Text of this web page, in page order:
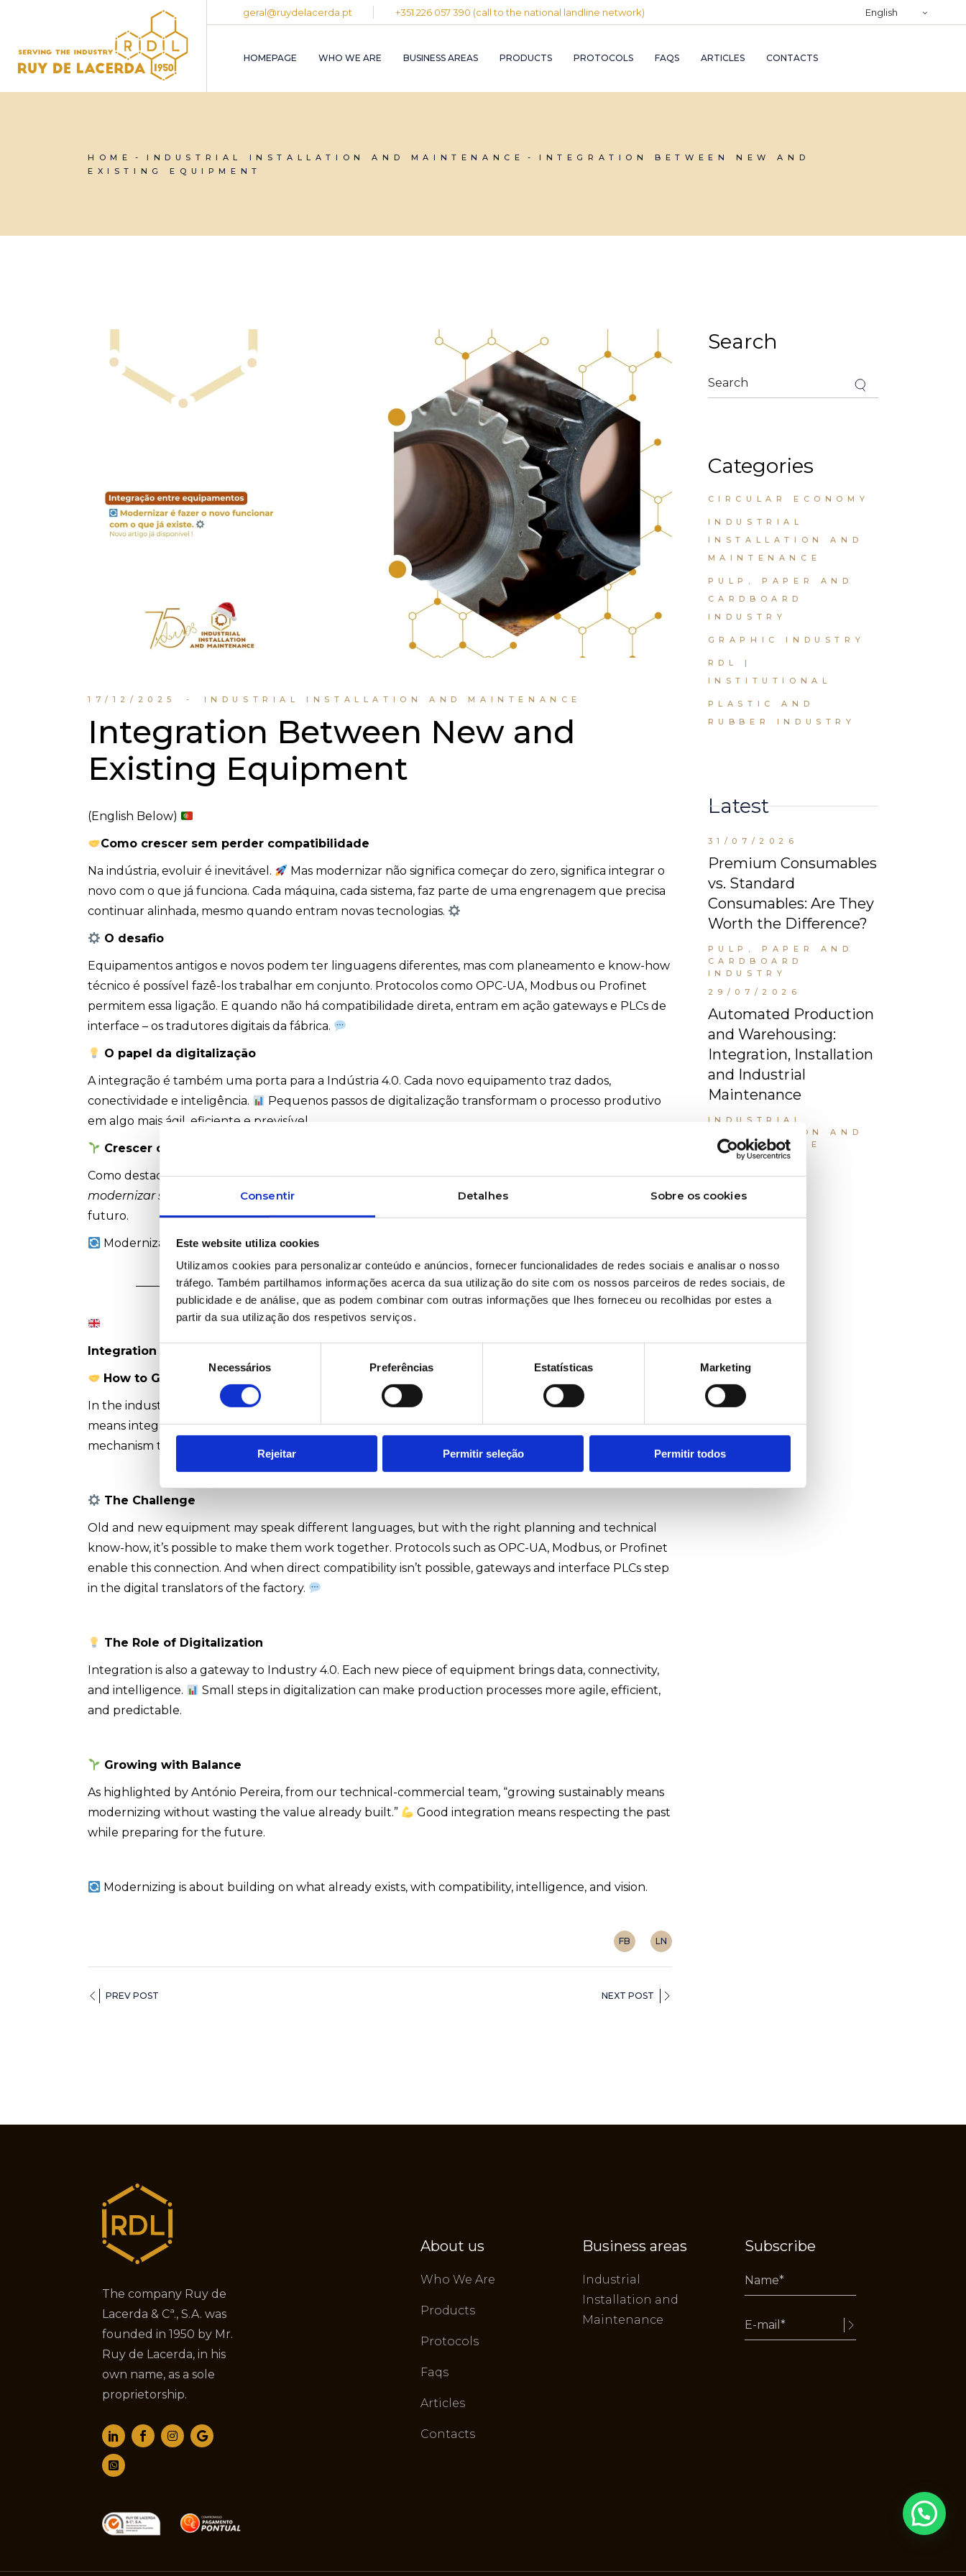
Consentir Detalhes Sobre os cookies
Este website utiliza cookies
Utilizamos cookies para personalizar conteúdo e anúncios, fornecer funcionalidades de redes sociais e analisar o nosso
tráfego. Também partilhamos informações acerca da sua utilização do site com os nossos parceiros de redes sociais, de
publicidade e de análise, que as podem combinar com outras informações que lhes forneceu ou recolhidas por estes a
partir da sua utilização dos respetivos serviços.
consentimento
Necessários Preferências Estatísticas Marketing
Rejeitar Permitir seleção Permitir todos
geral@ruydelacerda.pt +351 226 057 390 (call to the national landline network) English
HOMEPAGE WHO WE ARE BUSINESS AREAS
GRAPHIC INDUSTRY
INSTALLATION AND
PRODUCTS PROTOCOLS FAQS ARTICLES CONTACTS
MAINTENANCE
HOME INDUSTRIAL INSTALLATION AND MAINTENANCE
INTEGRATION BETWEEN NEW AND
EXISTING EQUIPMENT
17/12/2025 INDUSTRIAL INSTALLATION AND MAINTENANCE
Integration Between New and
Existing Equipment
(English Below)
Como crescer sem perder compatibilidade
Na indústria, evoluir é inevitável.
Mas modernizar não significa começar do zero, significa integrar o
novo com o que já funciona. Cada máquina, cada sistema, faz parte de uma engrenagem que precisa
continuar alinhada, mesmo quando entram novas tecnologias.
O desafio
Equipamentos antigos e novos podem ter linguagens diferentes, mas com planeamento e know-how
técnico é possível fazê-los trabalhar em conjunto. Protocolos como OPC-UA, Modbus ou Profinet
permitem essa ligação. E quando não há compatibilidade direta, entram em ação gateways e PLCs de
interface – os tradutores digitais da fábrica.
O papel da digitalização
A integração é também uma porta para a Indústria 4.0. Cada novo equipamento traz dados,
conectividade e inteligência.
Pequenos passos de digitalização transformam o processo produtivo
em algo mais ágil, eficiente e previsível.
Crescer com equilíbrio
Como destacaAntónio Pereira, da nossa equipa técnica-comercial, “crescer de forma sustentável é
modernizar sem desperdiçar o valor acumulado”
Integrar bem é respeitar o passado e preparar o
futuro.
Modernizar é construir sobre o que já existe – com compatibilidade, inteligência e visão.
Integration Between New and Existing Equipment
How to Grow Without Losing Compatibility
In the industry, evolution is inevitable.
But modernization doesn’t mean starting from scratch – it
means integrating the new with what already works. Every machine, every system, is part of a
mechanism that must remain aligned, even as new technologies come into play.
The Challenge
Old and new equipment may speak different languages, but with the right planning and technical
know-how, it’s possible to make them work together. Protocols such as OPC-UA, Modbus, or Profinet
enable this connection. And when direct compatibility isn’t possible, gateways and interface PLCs step
in the digital translators of the factory.
The Role of Digitalization
Integration is also a gateway to Industry 4.0. Each new piece of equipment brings data, connectivity,
and intelligence.
Small steps in digitalization can make production processes more agile, efficient,
and predictable.
Growing with Balance
As highlighted by António Pereira, from our technical-commercial team, “growing sustainably means
modernizing without wasting the value already built.”
Good integration means respecting the past
while preparing for the future.
Modernizing is about building on what already exists, with compatibility, intelligence, and vision.
FB LN
PREV POST NEXT POST
Search
Categories
CIRCULAR ECONOMY
INDUSTRIAL
INSTALLATION AND
MAINTENANCE
PULP, PAPER AND
CARDBOARD
INDUSTRY
GRAPHIC INDUSTRY
RDL |
INSTITUTIONAL
PLASTIC AND
RUBBER INDUSTRY
Latest
31/07/2026
Premium Consumables
vs. Standard
Consumables: Are They
Worth the Difference?
PULP, PAPER AND
CARDBOARD
INDUSTRY
29/07/2026
Automated Production
and Warehousing:
Integration, Installation
and Industrial
Maintenance
INDUSTRIAL
INSTALLATION AND
MAINTENANCE
Tags
The company Ruy de
Lacerda & Cª., S.A. was
founded in 1950 by Mr.
Ruy de Lacerda, in his
own name, as a sole
proprietorship.
About us
Who We Are
Products
Protocols
Faqs
Articles
Contacts
Business areas
Industrial
Installation and
Maintenance
Subscribe